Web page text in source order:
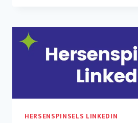
DIE
HET
PAKT”
HERSENSPINSELS LINKEDIN